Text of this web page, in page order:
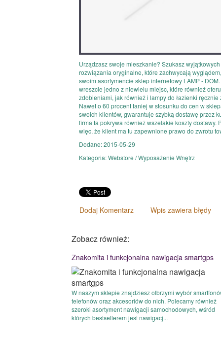
Urządzasz swoje mieszkanie? Szukasz
rozwiązania oryginalne, które zachwycają
swoim asortymencie sklep internetowy LAMP -
wreszcie jedno z niewielu miejsc, które również
zdobieniami, jak również i lampy do łazienki
Nawet o 60 procent taniej w stosunku do cen w
swoich klientów, gwarantuje szybką dostawę przez
firma ta pokrywa również wszelakie koszty
więc, że klient ma tu zapewnione prawo do zwrotu
Dodane: 2015-05-29
Kategoria: Webstore / Wyposażenie Wnętrz
Dodaj Komentarz Wpis zawiera błędy
Zobacz również:
Znakomita i funkcjonalna nawigacja smartgps
W naszym sklepie znajdziesz olbrzymi wybór
telefonów oraz akcesoriów do nich. Polecamy również
szeroki asortyment nawigacji samochodowych, wśród
których bestsellerem jest nawigacj...